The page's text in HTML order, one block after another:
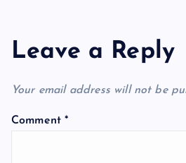
n
a
v
Leave a Reply
Your email address will not be
Comment*